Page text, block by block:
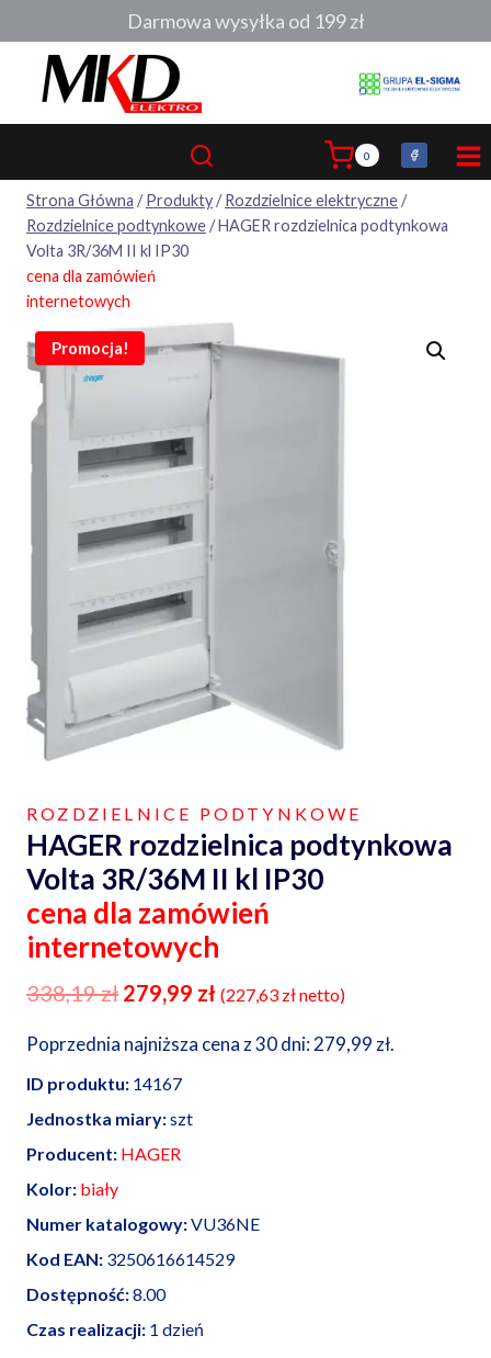
do
0
Strona Główna / Produkty/ Rozdzielnice elektryczne/
Rozdzielnice podtynkowe/HAGER rozdzielnica podtynkowa
Volta 3R/36M II kl IP30
cena dla zamówień
internetowych
Promocja!
ROZDZIELNICE PODTYNKOWE
HAGER rozdzielnica podtynkowa
Volta 3R/36M II kl IP30
cena dla zamówień
internetowych
338,19zł Pierwotna
wynosiła:
338,19 zł.
279,99 złAktualna
(227,63 złnetto)
Poprzednia najniższa cena z 30 dni:279,99 zł.
ID produktu: 14167
Jednostka miary:szt
Producent: HAGER
Kolor: biały
Numer katalogowy:VU36NE
Kod EAN: 3250616614529
Dostępność:8.00
Czas realizacji: 1 dzień
Darmowa wysyłka od 199 zł